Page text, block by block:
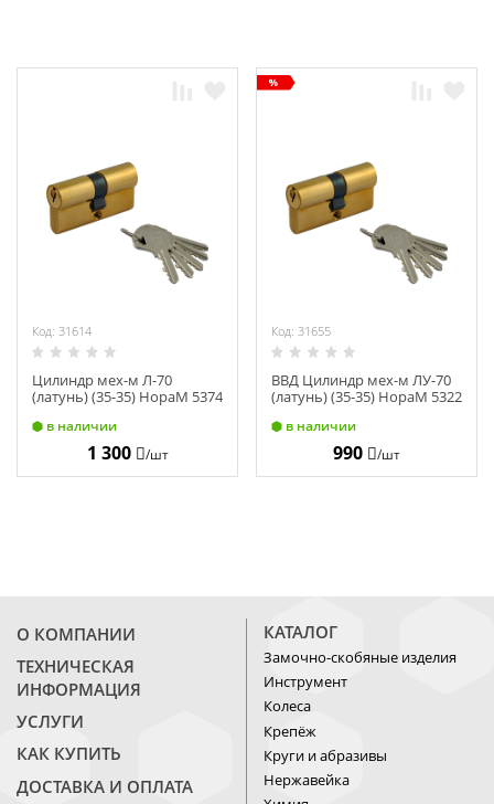
Код: 31614
Цилиндр мех-м Л-70
(латунь) (35-35) НораМ 5374
в наличии
1 300 /шт
Код: 31655
ВВД Цилиндр мех-м ЛУ-70
(латунь) (35-35) НораМ 5322
в наличии
990 /шт
О КОМПАНИИ
ТЕХНИЧЕСКАЯ
ИНФОРМАЦИЯ
УСЛУГИ
КАК КУПИТЬ
ДОСТАВКА И ОПЛАТА
КАТАЛОГ
Замочно-скобяные изделия
Инструмент
Колеса
Крепёж
Круги и абразивы
Нержавейка